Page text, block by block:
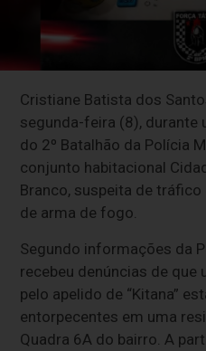
Cristiane Batista dos
segunda-feira (8), durante
do 2º Batalhão da Polícia
conjunto habitacional
Branco, suspeita de
de arma de fogo.
Segundo informações da
recebeu denúncias de que
pelo apelido de “Kitana”
entorpecentes em uma
Quadra 6A do bairro. A